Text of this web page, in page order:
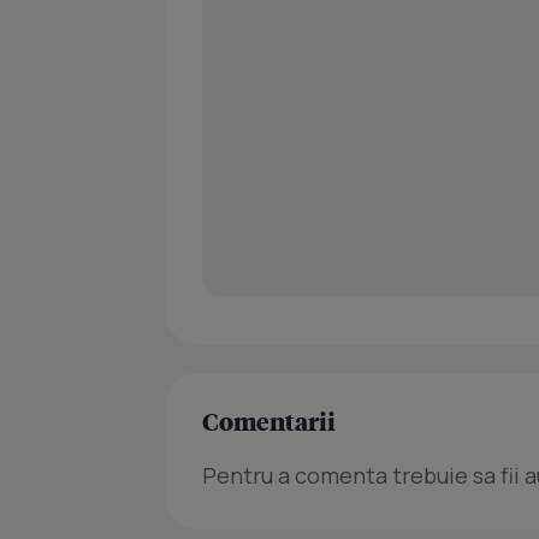
Comentarii
Pentru a comenta trebuie sa fii